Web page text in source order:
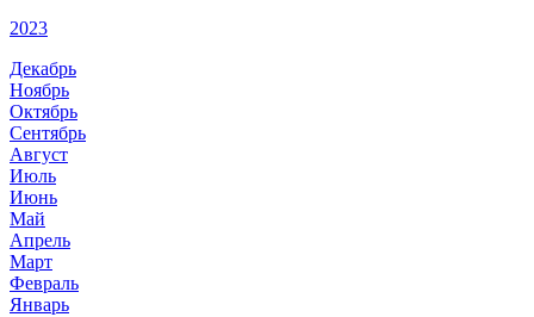
2023
Декабрь
Ноябрь
Октябрь
Сентябрь
Август
Июль
Июнь
Май
Апрель
Март
Февраль
Январь